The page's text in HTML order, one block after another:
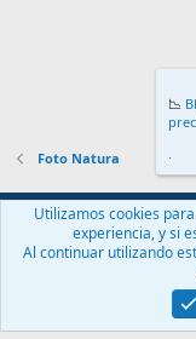
Foto Natura
Español (ES)
Contáctanos
Community platform by
📉
.
Utilizamos cookies
experiencia, y si
Al continuar utilizando